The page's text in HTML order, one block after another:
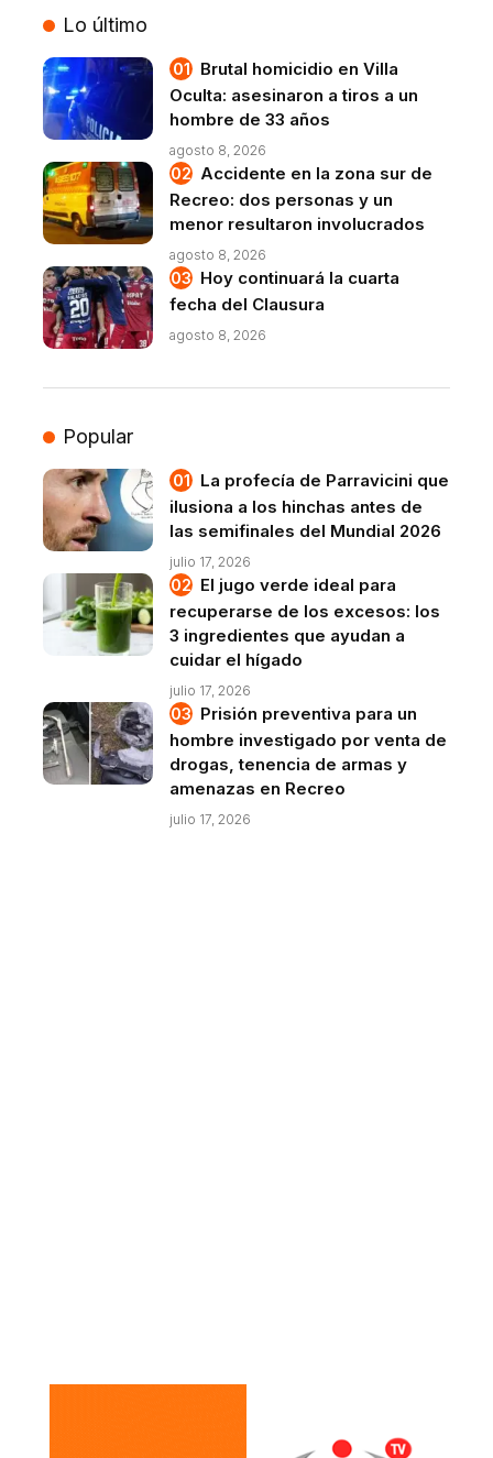
Lo último
Brutal homicidio en Villa
Oculta: asesinaron a tiros a un
hombre de 33 años
agosto 8, 2026
Accidente en la zona sur de
Recreo: dos personas y un
menor resultaron involucrados
agosto 8, 2026
Hoy continuará la cuarta
fecha del Clausura
agosto 8, 2026
Popular
La profecía de Parravicini que
ilusiona a los hinchas antes de
las semifinales del Mundial 2026
julio 17, 2026
El jugo verde ideal para
recuperarse de los excesos: los
3 ingredientes que ayudan a
cuidar el hígado
julio 17, 2026
Prisión preventiva para un
hombre investigado por venta de
drogas, tenencia de armas y
amenazas en Recreo
julio 17, 2026